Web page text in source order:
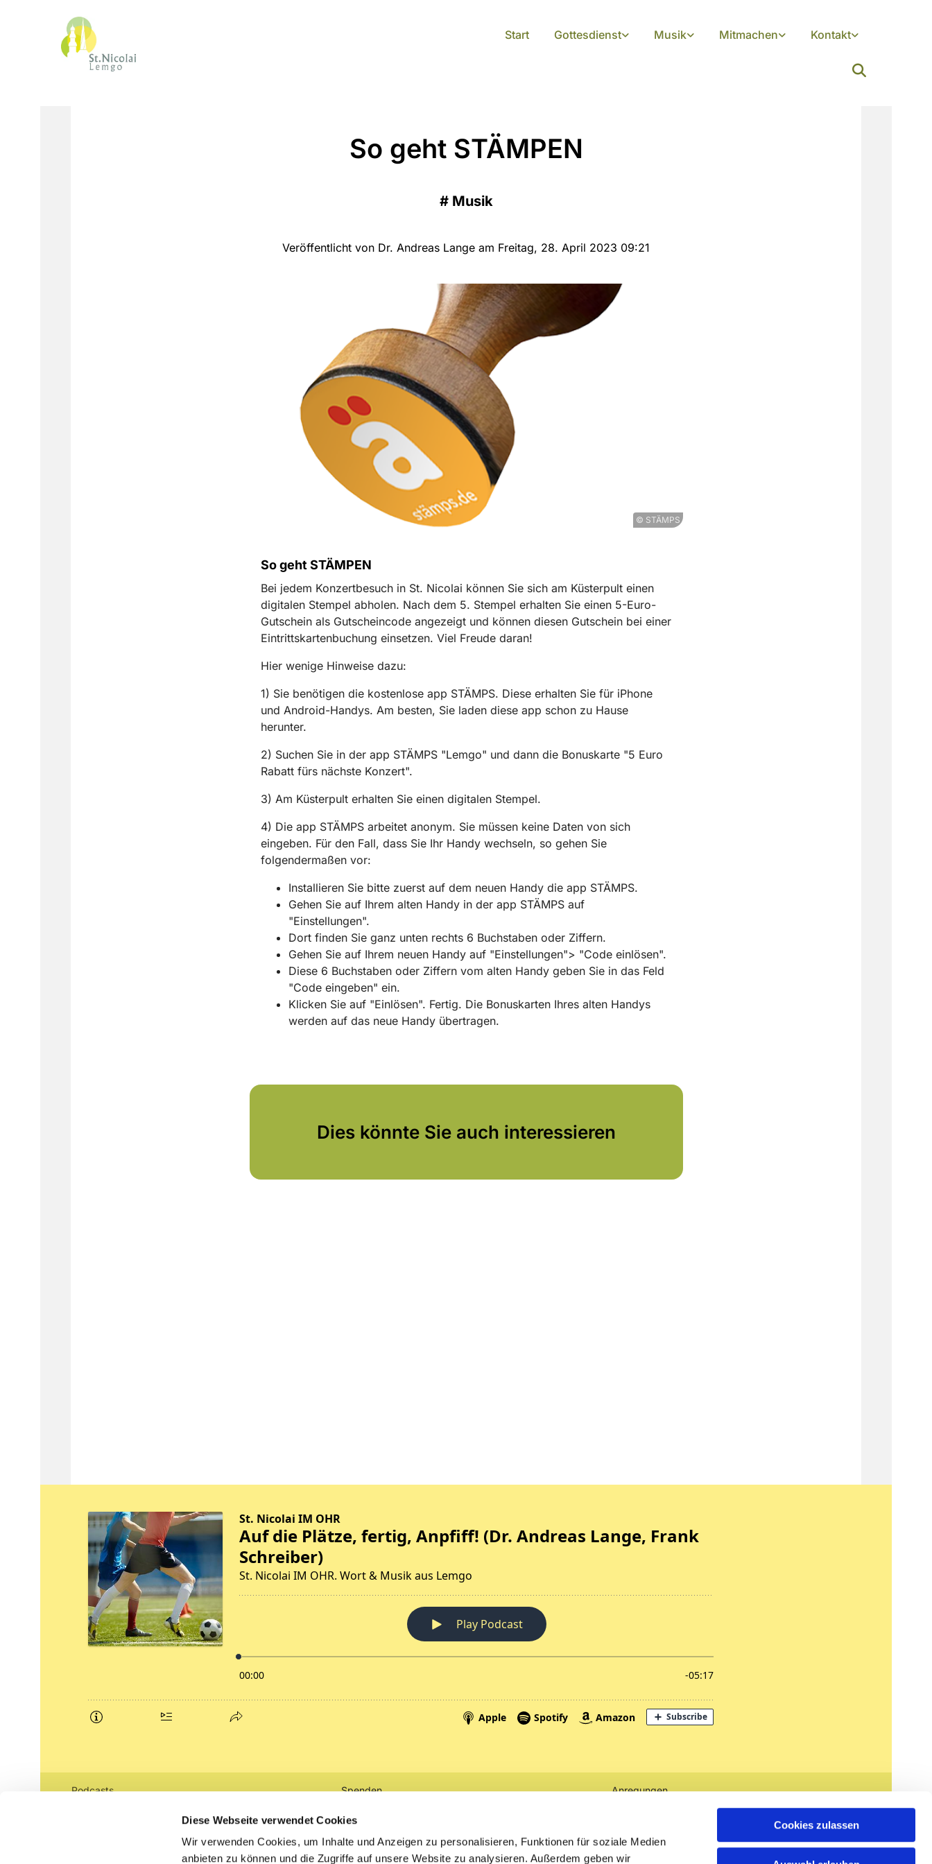
Diese Webseite verwendet Cookies
Wir verwenden Cookies, um Inhalte und Anzeigen zu personalisieren, Funktionen für soziale Medien
anbieten zu können und die Zugriffe auf unsere Website zu analysieren. Außerdem geben wir
Cookies zulassen
Start Gottesdienst Musik Mitmachen Kontakt
So geht STÄMPEN
# Musik
Veröffentlicht von Dr. Andreas Lange am Freitag, 28. April 2023 09:21
© STÄMPS
So geht STÄMPEN
Bei jedem Konzertbesuch in St. Nicolai können Sie sich am Küsterpult einen
digitalen Stempel abholen. Nach dem 5. Stempel erhalten Sie einen 5-Euro-
Gutschein als Gutscheincode angezeigt und können diesen Gutschein bei einer
Eintrittskartenbuchung einsetzen. Viel Freude daran!
Hier wenige Hinweise dazu:
1) Sie benötigen die kostenlose app STÄMPS. Diese erhalten Sie für iPhone
und Android-Handys. Am besten, Sie laden diese app schon zu Hause
herunter.
2) Suchen Sie in der app STÄMPS "Lemgo" und dann die Bonuskarte "5 Euro
Rabatt fürs nächste Konzert".
3) Am Küsterpult erhalten Sie einen digitalen Stempel.
4) Die app STÄMPS arbeitet anonym. Sie müssen keine Daten von sich
eingeben. Für den Fall, dass Sie Ihr Handy wechseln, so gehen Sie
folgendermaßen vor:
Installieren Sie bitte zuerst auf dem neuen Handy die app STÄMPS.
Gehen Sie auf Ihrem alten Handy in der app STÄMPS auf
"Einstellungen".
Dort finden Sie ganz unten rechts 6 Buchstaben oder Ziffern.
Gehen Sie auf Ihrem neuen Handy auf "Einstellungen"> "Code einlösen".
Diese 6 Buchstaben oder Ziffern vom alten Handy geben Sie in das Feld
"Code eingeben" ein.
Klicken Sie auf "Einlösen". Fertig. Die Bonuskarten Ihres alten Handys
werden auf das neue Handy übertragen.
Dies könnte Sie auch interessieren
Podcasts Spenden
Tickets
Litauen
Anregungen